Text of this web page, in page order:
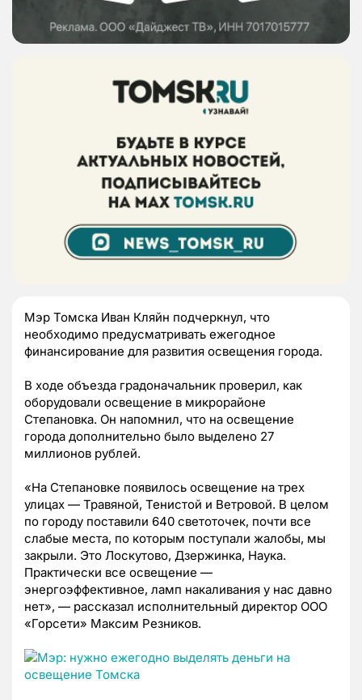
Мэр Томска Иван Кляйн подчеркнул, что
необходимо предусматривать ежегодное
финансирование для развития освещения города.
В ходе объезда градоначальник проверил, как
оборудовали освещение в микрорайоне
Степановка. Он напомнил, что на освещение
города дополнительно было выделено 27
миллионов рублей.
«На Степановке появилось освещение на трех
улицах — Травяной, Тенистой и Ветровой. В целом
по городу поставили 640 светоточек, почти все
слабые места, по которым поступали жалобы, мы
закрыли. Это Лоскутово, Дзержинка, Наука.
Практически все освещение —
энергоэффективное, ламп накаливания у нас давно
нет», — рассказал исполнительный директор ООО
«Горсети» Максим Резников.